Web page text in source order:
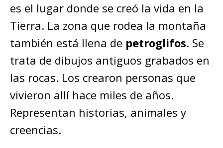
es el lugar donde se creó la vida en la
Tierra. La zona que rodea la montaña
también está llena de petroglifos. Se
trata de dibujos antiguos grabados en
las rocas. Los crearon personas que
vivieron allí hace miles de años.
Representan historias, animales y
creencias.